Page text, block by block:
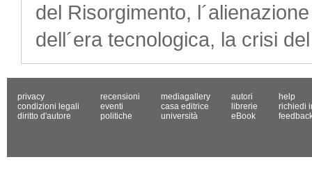
del Risorgimento,
dell´era tecnologica, la crisi
privacy
condizioni legali
diritto d'autore
recensioni
eventi
politiche
mediagallery
casa editrice
università
autori
librerie
eBook
help
richiedi